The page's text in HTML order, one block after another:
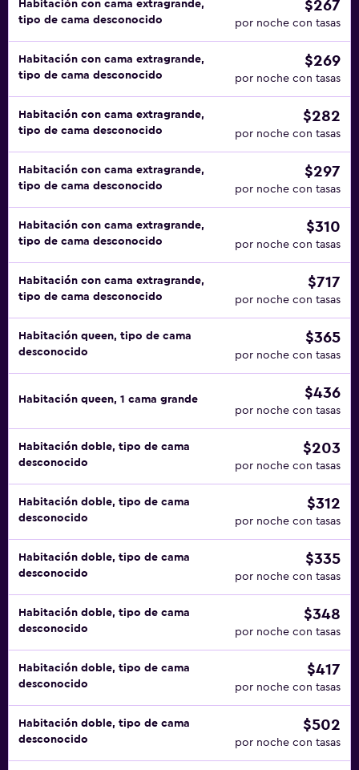
Habitación con cama extragrande,
tipo de cama desconocido
$267
por noche con tasas
Habitación con cama extragrande,
tipo de cama desconocido
$269
por noche con tasas
Habitación con cama extragrande,
tipo de cama desconocido
$282
por noche con tasas
Habitación con cama extragrande,
tipo de cama desconocido
$297
por noche con tasas
Habitación con cama extragrande,
tipo de cama desconocido
$310
por noche con tasas
Habitación con cama extragrande,
tipo de cama desconocido
$717
por noche con tasas
Habitación queen, tipo de cama
desconocido
$365
por noche con tasas
Habitación queen, 1 cama grande $436
por noche con tasas
Habitación doble, tipo de cama
desconocido
$203
por noche con tasas
Habitación doble, tipo de cama
desconocido
$312
por noche con tasas
Habitación doble, tipo de cama
desconocido
$335
por noche con tasas
Habitación doble, tipo de cama
desconocido
$348
por noche con tasas
Habitación doble, tipo de cama
desconocido
$417
por noche con tasas
Habitación doble, tipo de cama
desconocido
$502
por noche con tasas